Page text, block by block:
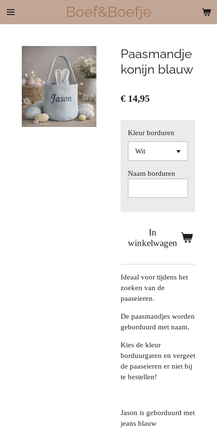
Ga
Boef&Boefje
Paasmandje
konijn blauw
€ 14,95
Kleur borduren
Naam borduren
In
winkelwagen
Ideaal voor tijdens het
zoeken van de
paaseieren.
De paasmandjes worden
geborduurd met naam.
Kies de kleur
borduurgaren en vergeet
de paaseieren er niet bij
te bestellen!
Jason is geborduurd met
jeans blauw